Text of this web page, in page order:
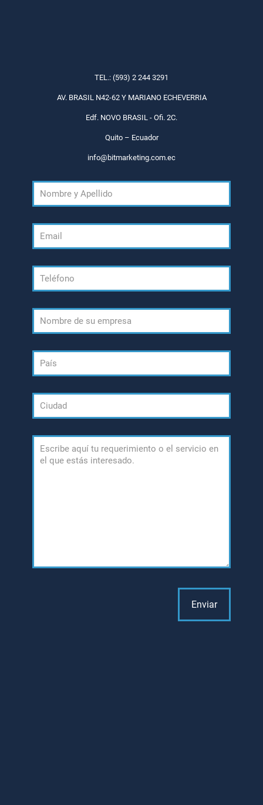
TEL.: (593) 2 244 3291
AV. BRASIL N42-62 Y MARIANO ECHEVERRIA
Edf. NOVO BRASIL - Ofi. 2C.
Quito – Ecuador
info@bitmarketing.com.ec